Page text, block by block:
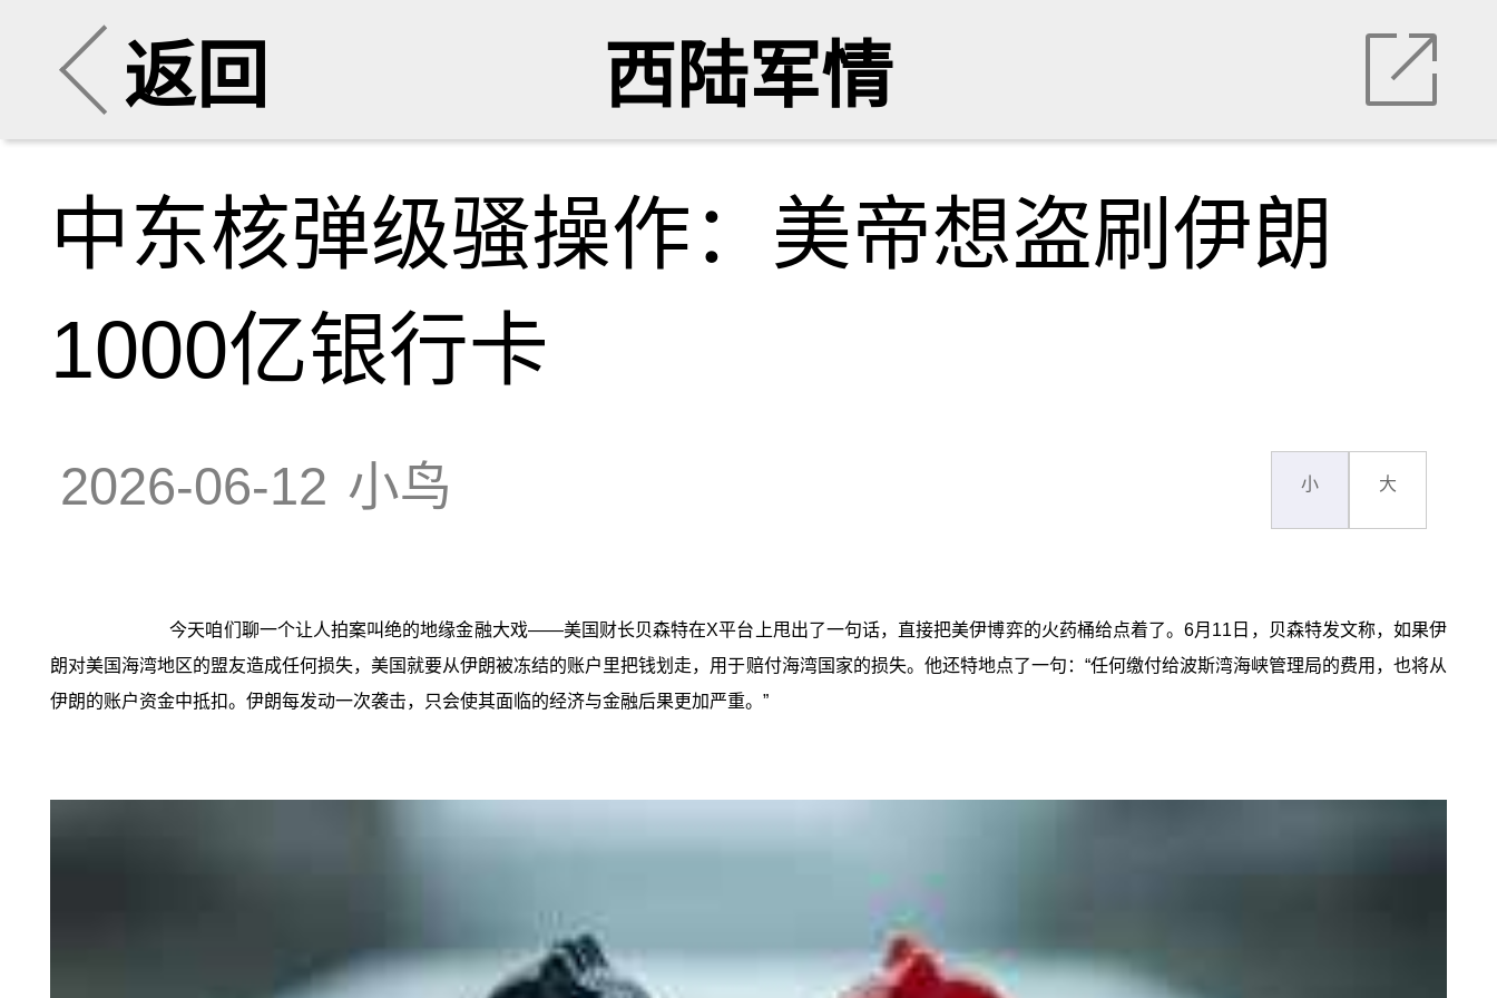
返回 西陆军情
中东核弹级骚操作：美帝想盗刷伊朗
1000亿银行卡
2026-06-12 小鸟 小 大
今天咱们聊一个让人拍案叫绝的地缘金融大戏——美国财长贝森特在X平台上甩出了一句话，直接把美伊博弈的火药桶给点着了。6月11日，贝森特发文称，如果伊
朗对美国海湾地区的盟友造成任何损失，美国就要从伊朗被冻结的账户里把钱划走，用于赔付海湾国家的损失。他还特地点了一句：“任何缴付给波斯湾海峡管理局的费用，也将从
伊朗的账户资金中抵扣。伊朗每发动一次袭击，只会使其面临的经济与金融后果更加严重。”